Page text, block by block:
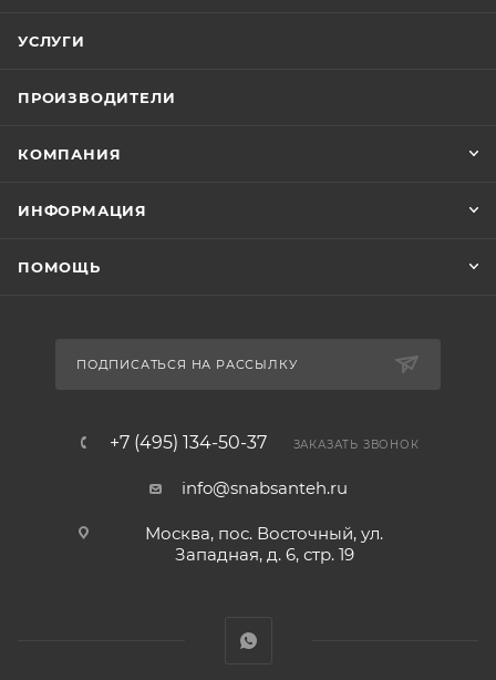
УСЛУГИ
ПРОИЗВОДИТЕЛИ
КОМПАНИЯ
ИНФОРМАЦИЯ
ПОМОЩЬ
ПОДПИСАТЬСЯ НА РАССЫЛКУ
+7 (495) 134-50-37 ЗАКАЗАТЬ ЗВОНОК
info@snabsanteh.ru
Москва, пос. Восточный, ул.
Западная, д. 6, стр. 19